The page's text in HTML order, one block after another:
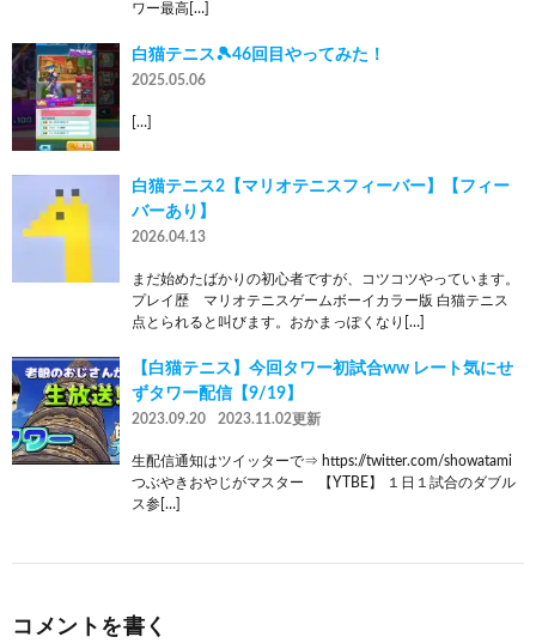
ワー最高[…]
白猫テニス🎾46回目やってみた！
2025.05.06
[…]
白猫テニス2【マリオテニスフィーバー】【フィー
バーあり】
2026.04.13
まだ始めたばかりの初心者ですが、コツコツやっています。
プレイ歴 マリオテニスゲームボーイカラー版 白猫テニス
点とられると叫びます。おかまっぽくなり[…]
【白猫テニス】今回タワー初試合ww レート気にせ
ずタワー配信【9/19】
2023.09.20 2023.11.02更新
生配信通知はツイッターで⇒ https://twitter.com/showatami
つぶやきおやじがマスター 【YTBE】 １日１試合のダブル
ス参[…]
コメントを書く